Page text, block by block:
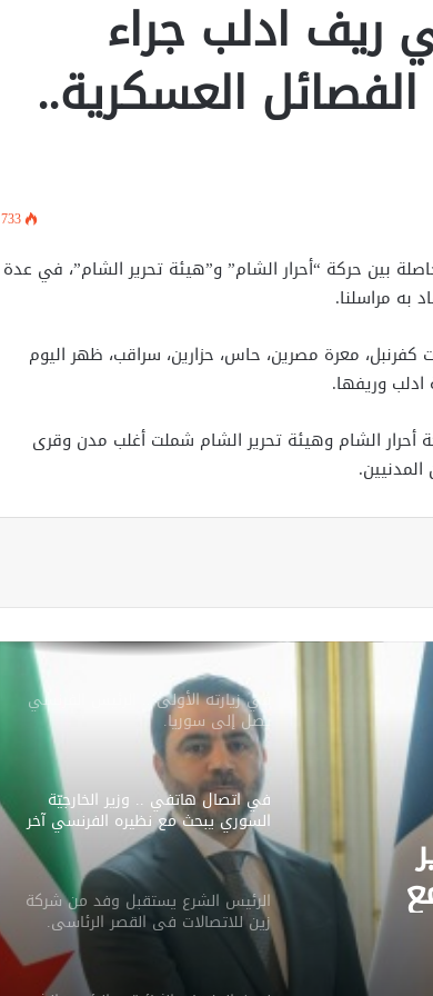
ادلب جراء
الفصائل العسكرية..
733
بين حركة “أحرار الشام” و”هيئة تحرير الشام”، في عدة
به مراسلنا.
معرة مصرين، حاس، حزارين، سراقب، ظهر اليوم
ادلب وريفها.
أحرار الشام وهيئة تحرير الشام شملت أغلب مدن وقرى
يتسقبل وزير الخارجيّة العراقي في
دمشق.
لبحث سبل تعزيز التعليم العالي في
سوريا.. الهيئة الألمانيّة تنظم فعاليّة
القنصليّة .. أمريكا تمنح الاعتماد القنصلي
في قلعة جندل
شخص أثناء ملاحقته في دمشق
دمشق
في زيارته الأولى .. الرئيس الفرنسي
يصل إلى سوريا.
في اتصال هاتفي .. وزير الخارجيّة
السوري يبحث مع نظيره الفرنسي آخر
التطورات.
الرئيس الشرع يستقبل وفد من شركة
زين للاتصالات في القصر الرئاسي.